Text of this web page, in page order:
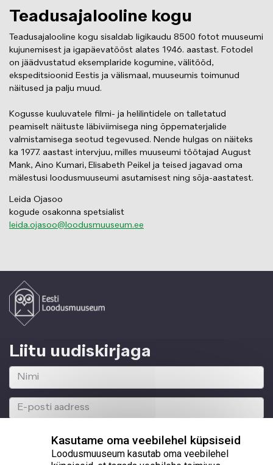
Teadusajalooline kogu
Teadusajalooline kogu sisaldab ligikaudu 8500 fotot muuseumi
kujunemisest ja igapäevatööst alates 1946. aastast. Fotodel
on jäädvustatud eksemplaride kogumine, välitööd,
ekspeditsioonid Eestis ja välismaal, muuseumis toimunud
näitused ja palju muud.
Kogusse kuuluvatele filmi- ja helilintidele on talletatud
peamiselt näituste läbiviimisega ning õppematerjalide
valmistamisega seotud tegevused. Nende hulgas on näiteks
ka 1977. aastast intervjuu, milles muuseumi töötajad August
Mank, Aino Kumari, Elisabeth Peikel ja teised jagavad oma
mälestusi loodusmuuseumi asutamisest ning sõja-aastatest.
Leida Ojasoo
kogude osakonna spetsialist
leida.ojasoo@loodusmuuseum.ee
Liitu uudiskirjaga
Kasutame oma veebilehel küpsiseid
Loodusmuuseum kasutab oma veebilehel